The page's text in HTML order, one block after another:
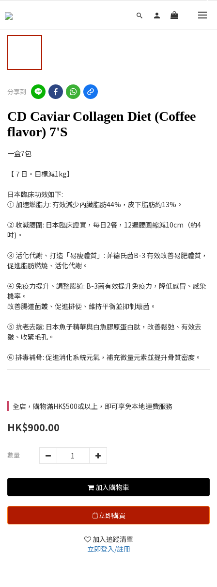
分享到
CD Caviar Collagen Diet (Coffee
flavor) 7'S
一盒7包
【７日・目標減1kg】
日本臨床功效如下:
① 加速燃脂力: 有效減少內臟脂肪44%，皮下脂肪約13%。
② 收減腰圍: 日本臨床證實，每日2餐，12週腰圍縮減10cm（約4
吋)。
③ 活化代謝、打造「易瘦體質」: 菲德氏菌B-3 有效改善易肥體質，
促進脂肪燃燒、活化代謝。
④ 免疫力提升、調整腸道: B-3菌有效提升免疫力，降低感冒、感染
機率。
改善腸道菌叢、促進排便、維持平衡並抑制壞菌。
⑤ 抗老去皺: 日本魚子精華與白魚膠原蛋白肽，改善鬆弛、有效去
皺、收緊毛孔。
⑥ 排毒補骨: 促進消化系統元氣，補充微量元素並提升骨質密度。
全店，購物滿HK$500或以上，即可享免本地運費服務
HK$900.00
數量
加入購物車
立即購買
加入追蹤清單
立即登入/註冊